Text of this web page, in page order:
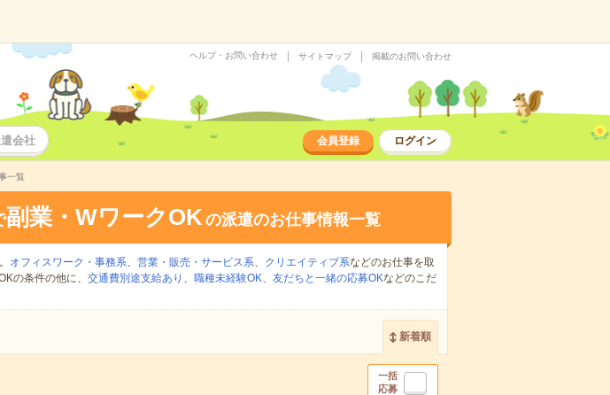
ヘルプ・お問い合わせ サイトマップ 掲載のお問い合わせ
会社 会員登録 ログイン
一覧
副業・WワークOKの派遣のお仕事情報一覧
オフィスワーク・事務系、 営業・販売・サービス系、 クリエイティブ系などのお仕事を取
の条件の他に、 交通費別途支給あり 、 職種未経験OK、 友だちと一緒の応募OKなどのこだ
新着順
一括
応募